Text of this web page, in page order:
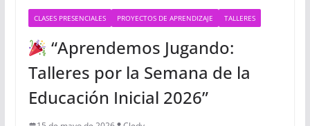
CLASES PRESENCIALES PROYECTOS DE APRENDIZAJE TALLERES
“Aprendemos Jugando:
Talleres por la Semana de la
Educación Inicial 2026”